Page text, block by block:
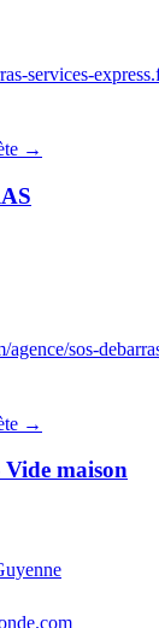
services-
→
agence/sos-
→
maison